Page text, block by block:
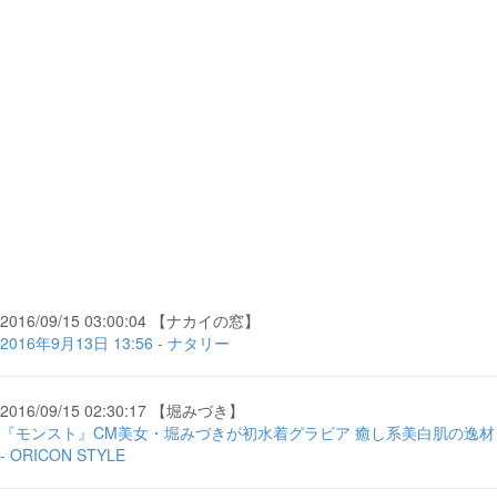
2016/09/15 03:00:04 【ナカイの窓】
2016年9月13日 13:56 - ナタリー
2016/09/15 02:30:17 【堀みづき】
『モンスト』CM美女・堀みづきが初水着グラビア 癒し系美白肌の逸材
- ORICON STYLE